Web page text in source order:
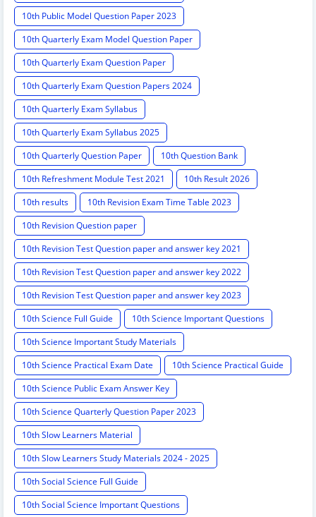
10th Public Model Question Paper 2023
10th Quarterly Exam Model Question Paper
10th Quarterly Exam Question Paper
10th Quarterly Exam Question Papers 2024
10th Quarterly Exam Syllabus
10th Quarterly Exam Syllabus 2025
10th Quarterly Question Paper
10th Question Bank
10th Refreshment Module Test 2021
10th Result 2026
10th results
10th Revision Exam Time Table 2023
10th Revision Question paper
10th Revision Test Question paper and answer key 2021
10th Revision Test Question paper and answer key 2022
10th Revision Test Question paper and answer key 2023
10th Science Full Guide
10th Science Important Questions
10th Science Important Study Materials
10th Science Practical Exam Date
10th Science Practical Guide
10th Science Public Exam Answer Key
10th Science Quarterly Question Paper 2023
10th Slow Learners Material
10th Slow Learners Study Materials 2024 - 2025
10th Social Science Full Guide
10th Social Science Important Questions